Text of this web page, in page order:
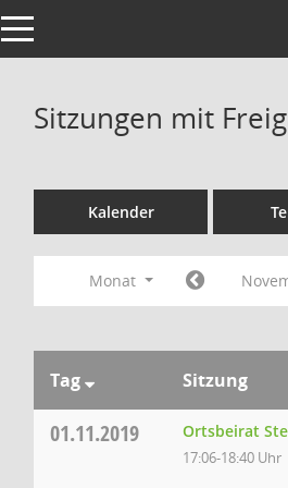
Toggle navigation
Sitzungen mit
Kalender
Monat
Tag Sitzung
01.11.2019 Ortsbeirat
17:06-18:40 Uhr